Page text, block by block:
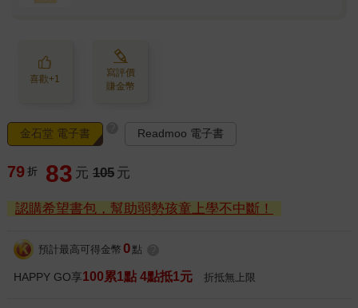
喜歡+1
寫評價
賺金幣
金石堂 電子書 Readmoo 電子書
79 折 83 元 105 元
認購希望書包，幫助弱勢孩童上學不中斷！
預計最高可得金幣 0 點
HAPPY GO享100累1點 4點抵1元 折抵無上限